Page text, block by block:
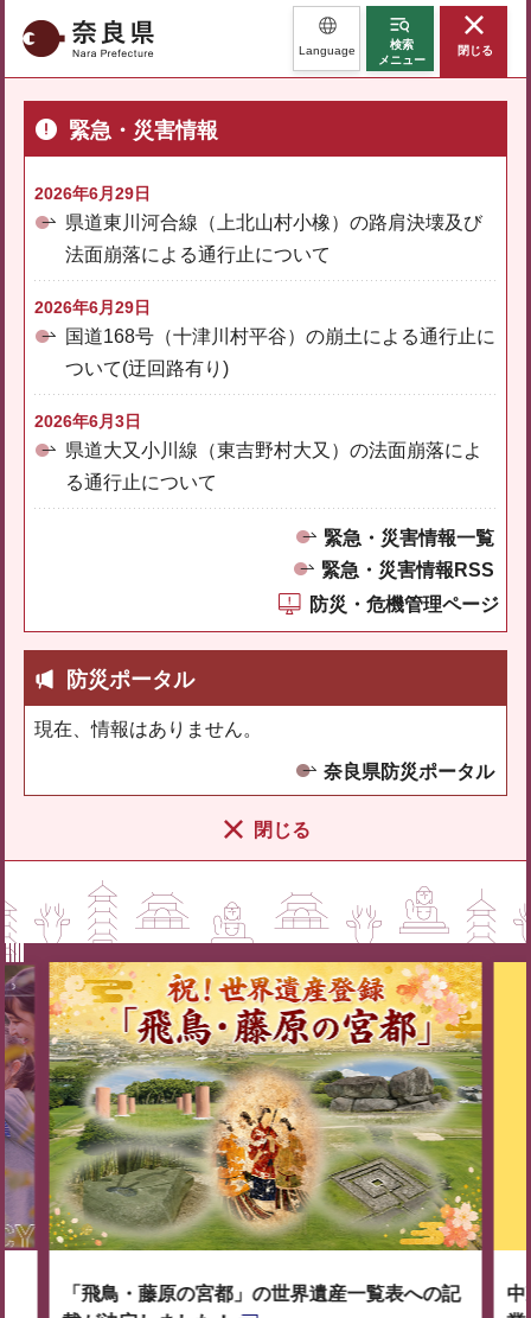
奈良県 Language
検索
メニュー
閉じる
緊急・災害情報
2026年6月29日
県道東川河合線（上北山村小橡）の路肩決壊及び
法面崩落による通行止について
2026年6月29日
国道168号（十津川村平谷）の崩土による通行止に
ついて(迂回路有り)
2026年6月3日
県道大又小川線（東吉野村大又）の法面崩落によ
る通行止について
緊急・災害情報一覧
緊急・災害情報RSS
防災・危機管理ページ
防災ポータル
現在、情報はありません。
奈良県防災ポータル
閉じる
「飛鳥・藤原の宮都」の世界遺産一覧表への記
中